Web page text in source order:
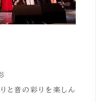
と音の彩りを楽しん